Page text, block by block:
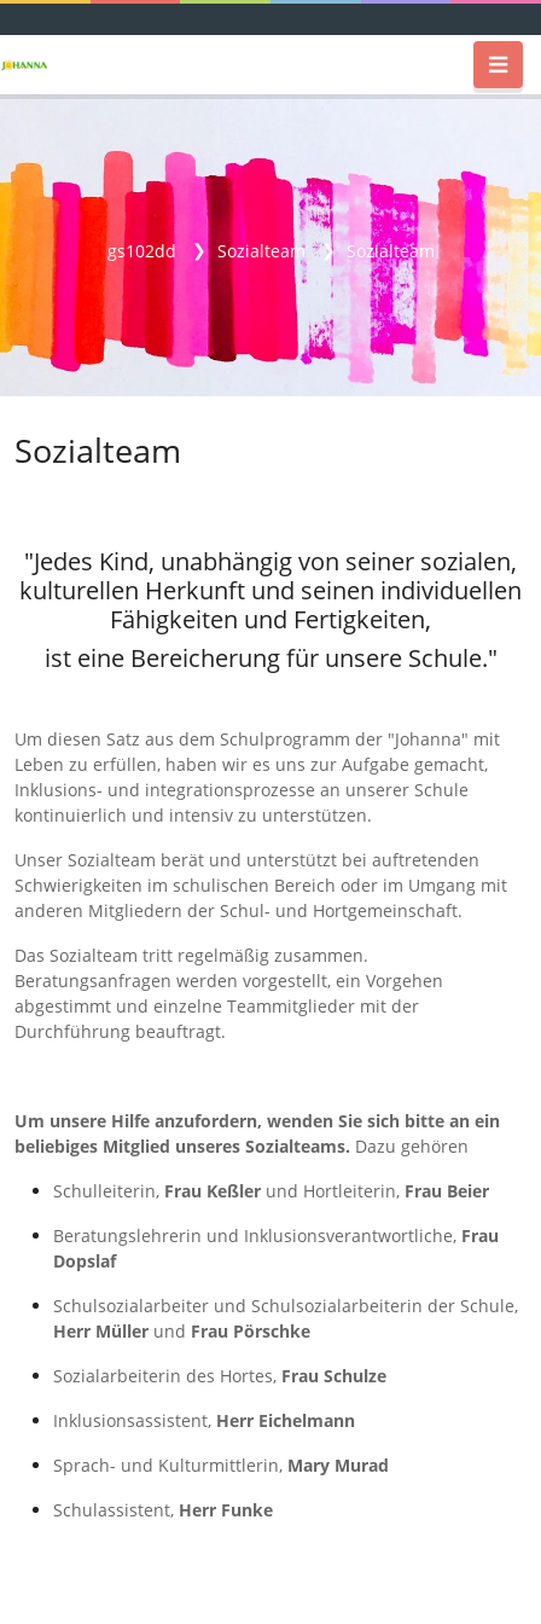
gs102dd Sozialteam Sozialteam
Sozialteam
"Jedes Kind, unabhängig von seiner sozialen,
kulturellen Herkunft und seinen individuellen
Fähigkeiten und Fertigkeiten,
ist eine Bereicherung für unsere Schule."
Um diesen Satz aus dem Schulprogramm der "Johanna" mit
Leben zu erfüllen, haben wir es uns zur Aufgabe gemacht,
Inklusions- und integrationsprozesse an unserer Schule
kontinuierlich und intensiv zu unterstützen.
Unser Sozialteam berät und unterstützt bei auftretenden
Schwierigkeiten im schulischen Bereich oder im Umgang mit
anderen Mitgliedern der Schul- und Hortgemeinschaft.
Das Sozialteam tritt regelmäßig zusammen.
Beratungsanfragen werden vorgestellt, ein Vorgehen
abgestimmt und einzelne Teammitglieder mit der
Durchführung beauftragt.
Um unsere Hilfe anzufordern, wenden Sie sich bitte an ein
beliebiges Mitglied unseres Sozialteams. Dazu gehören
Schulleiterin, Frau Keßler und Hortleiterin, Frau Beier
Beratungslehrerin und Inklusionsverantwortliche, Frau
Dopslaf
Schulsozialarbeiter und Schulsozialarbeiterin der Schule,
Herr Müller und Frau Pörschke
Sozialarbeiterin des Hortes, Frau Schulze
Inklusionsassistent, Herr Eichelmann
Sprach- und Kulturmittlerin, Mary Murad
Schulassistent, Herr Funke